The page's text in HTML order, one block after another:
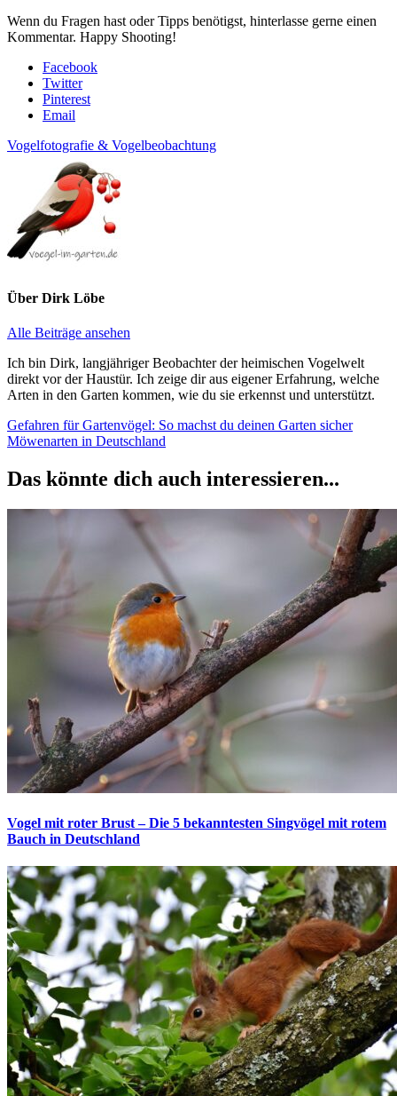
Wenn du Fragen hast oder Tipps benötigst, hinterlasse gerne einen
Kommentar. Happy Shooting!
Facebook
Twitter
Pinterest
Email
Vogelfotografie & Vogelbeobachtung
Über Dirk Löbe
Alle Beiträge ansehen
Ich bin Dirk, langjähriger Beobachter der heimischen Vogelwelt
direkt vor der Haustür. Ich zeige dir aus eigener Erfahrung, welche
Arten in den Garten kommen, wie du sie erkennst und unterstützt.
Beitragsnavigation
Vorheriger
Beitrag:
Gefahren für Gartenvögel: So machst du deinen Garten sicher
Nächster
Möwenarten in Deutschland
Das könnte dich auch interessieren...
Vogel mit roter Brust – Die 5 bekanntesten Singvögel mit rotem
Bauch in Deutschland